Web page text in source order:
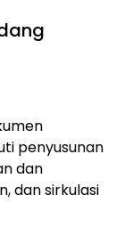
penyusunan
dan
dan sirkulasi